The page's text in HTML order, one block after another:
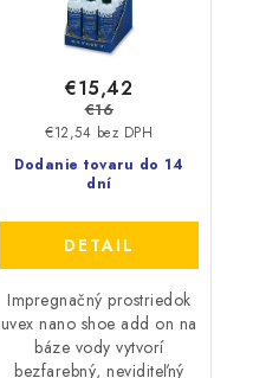
Dodanie tovaru do 14
dní
€12,54 bez DPH
€15,42
€16
DETAIL
Impregnačný prostriedok
uvex nano shoe add on na
báze vody vytvorí
bezfarebný, neviditeľný